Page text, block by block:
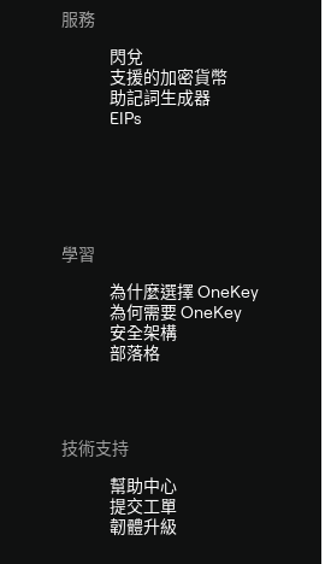
服務
閃兌
支援的加密貨幣
助記詞生成器
EIPs
學習
為什麼選擇 OneKey
為何需要 OneKey
安全架構
部落格
技術支持
幫助中心
提交工單
韌體升級